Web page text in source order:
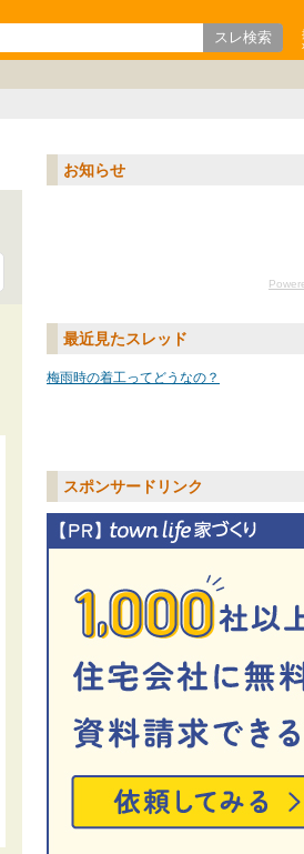
お知らせ
最近見たスレッド
梅雨時の着工ってどうなの？
スポンサードリンク